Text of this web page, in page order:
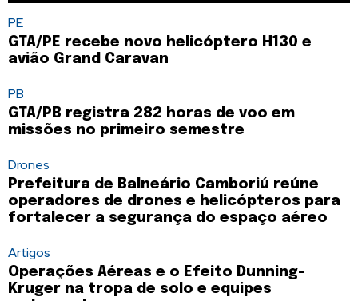
PE
GTA/PE recebe novo helicóptero H130 e
avião Grand Caravan
PB
GTA/PB registra 282 horas de voo em
missões no primeiro semestre
Drones
Prefeitura de Balneário Camboriú reúne
operadores de drones e helicópteros para
fortalecer a segurança do espaço aéreo
Artigos
Operações Aéreas e o Efeito Dunning-
Kruger na tropa de solo e equipes